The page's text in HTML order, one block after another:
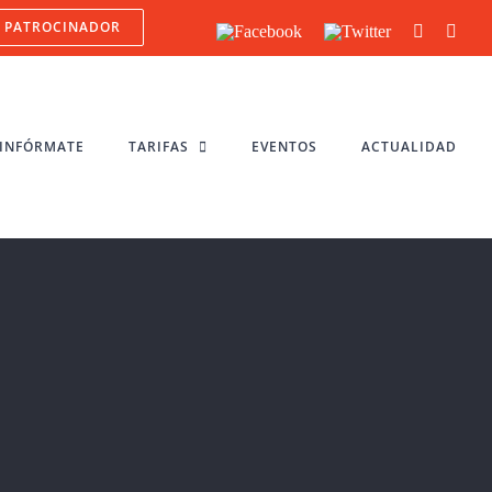
PATROCINADOR Facebook Twitter YouTube
INFÓRMATE TARIFAS EVENTOS ACTUALIDAD